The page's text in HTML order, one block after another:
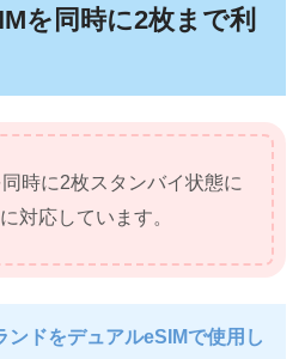
を同時に2枚まで利
時に2枚スタンバイ状態に
対応しています。
ンドをデュアルeSIMで使用し